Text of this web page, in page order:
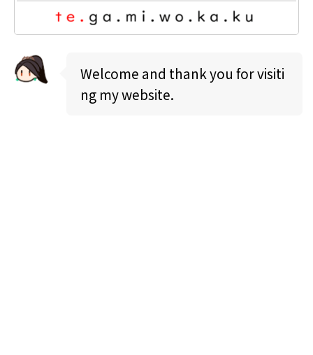
Welcome and thank you for visiti
ng my website.